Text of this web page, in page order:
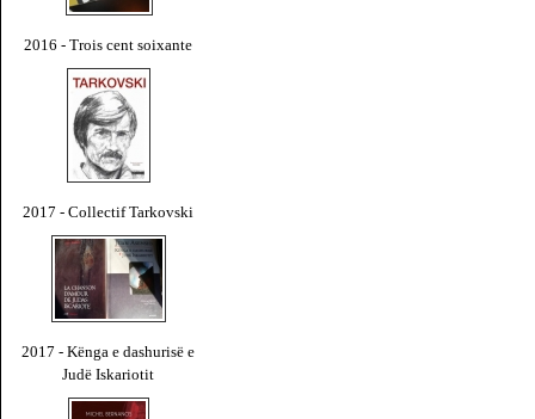
2016 - Trois cent soixante
2017 - Collectif Tarkovski
2017 - Kënga e dashurisë e
Judë Iskariotit